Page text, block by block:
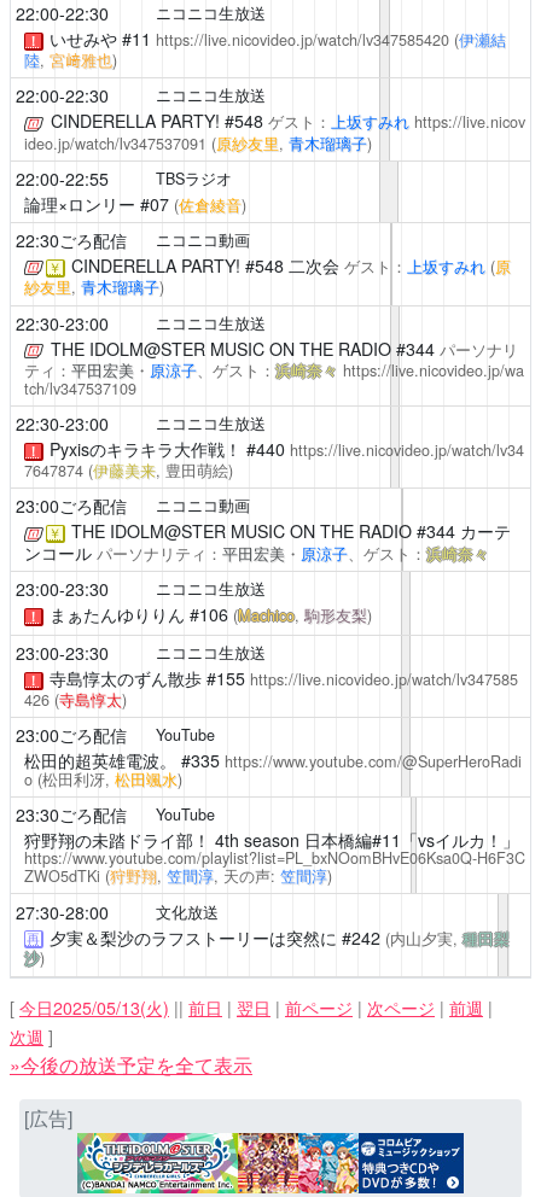
22:00-22:30 ニコニコ生放送
！ いせみや#11 https://live.nicovideo.jp/watch/lv347585420 (伊瀬結
陸, 宮﨑雅也)
22:00-22:30 ニコニコ生放送
CINDERELLA PARTY! #548 ゲスト： 上坂すみれ https://live.nicov
ideo.jp/watch/lv347537091 (原紗友里, 青木瑠璃子)
22:00-22:55 TBSラジオ
論理×ロンリー #07 (佐倉綾音)
22:30ごろ配信 ニコニコ動画
￥ CINDERELLA PARTY! #548 二次会 ゲスト： 上坂すみれ (原
紗友里, 青木瑠璃子)
22:30-23:00 ニコニコ生放送
THE IDOLM@STER MUSIC ON THE RADIO#344 パーソナリ
ティ： 平田宏美・ 原涼子、ゲスト：浜崎奈々 https://live.nicovideo.jp/wa
tch/lv347537109
22:30-23:00 ニコニコ生放送
！ Pyxisのキラキラ大作戦！ #440 https://live.nicovideo.jp/watch/lv34
7647874 (伊藤美来, 豊田萌絵)
23:00ごろ配信 ニコニコ動画
￥ THE IDOLM@STER MUSIC ON THE RADIO#344 カーテ
ンコール パーソナリティ： 平田宏美・ 原涼子、ゲスト：浜崎奈々
23:00-23:30 ニコニコ生放送
！ まぁたんゆりりん #106 (Machico, 駒形友梨)
23:00-23:30 ニコニコ生放送
！ 寺島惇太のずん散歩#155 https://live.nicovideo.jp/watch/lv347585
426 (寺島惇太)
23:00ごろ配信 YouTube
松田的超英雄電波。 #335 https://www.youtube.com/@SuperHeroRadi
o (松田利冴, 松田颯水)
23:30ごろ配信 YouTube
狩野翔の未踏ドライ部！ 4th season 日本橋編#11「vsイルカ！」
https://www.youtube.com/playlist?list=PL_bxNOomBHvE06Ksa0Q-H6F3C
ZWO5dTKi (狩野翔, 笠間淳, 天の声: 笠間淳)
27:30-28:00 文化放送
再 夕実＆梨沙のラフストーリーは突然に #242 (内山夕実,種田梨
沙)
[ 今日2025/05/13(火) || 前日 | 翌日 | 前ページ | 次ページ | 前週 |
次週 ]
»今後の放送予定を全て表示
[広告]